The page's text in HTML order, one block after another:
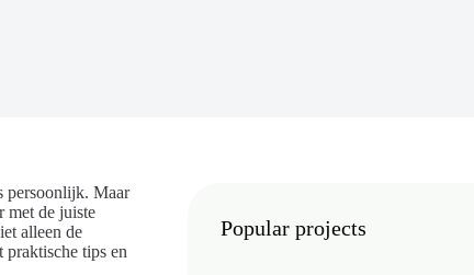
persoonlijk. Maar
met de juiste
alleen de
tips en
Popular projects